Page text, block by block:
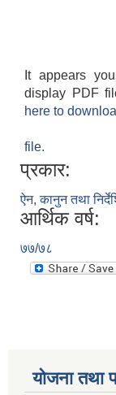
It appears
display PDF
here to
file.
प्रकार:
ऐन, कानुन तथा
आर्थिक वर्ष:
७७/७८
योजना तथा